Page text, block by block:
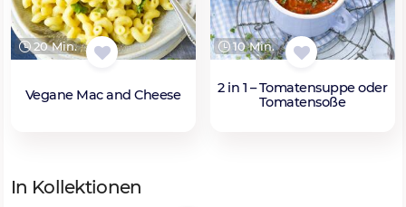
20 Min.
Vegane Mac and Cheese
10 Min.
2 in 1 – Tomatensuppe oder
Tomatensoße
In Kollektionen